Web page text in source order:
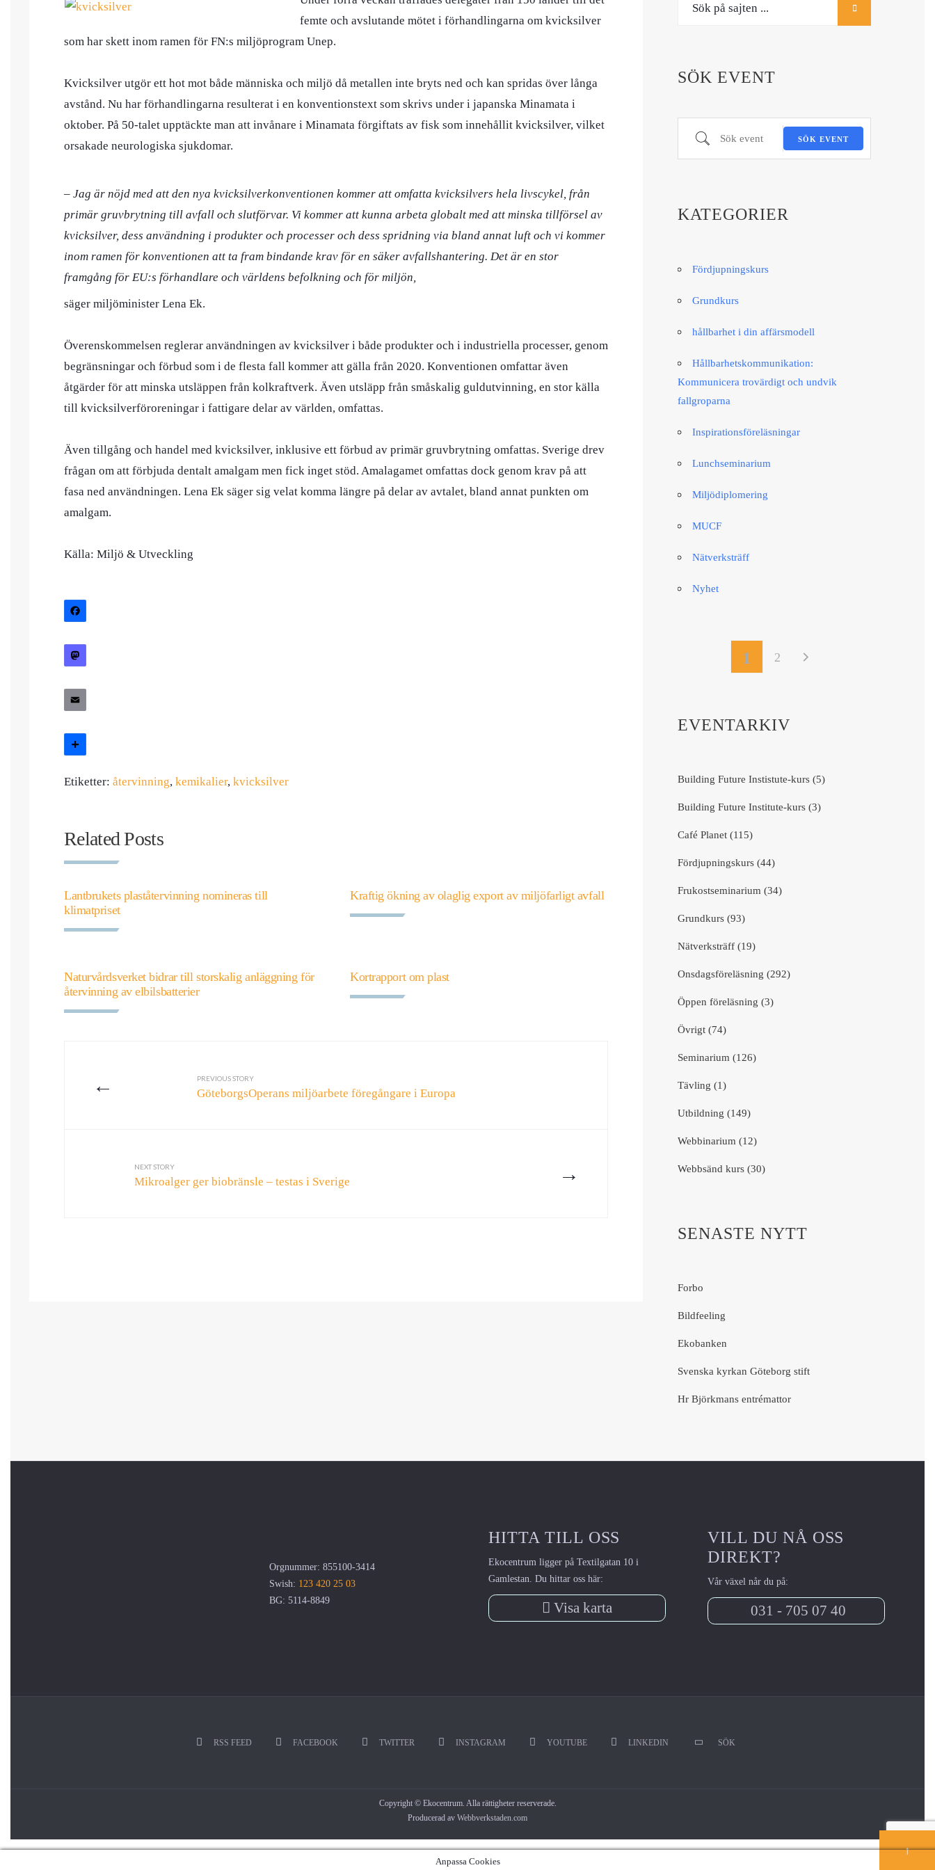
femte och avslutande mötet i förhandlingarna om kvicksilver
som har skett inom ramen för FN:s miljöprogram Unep.
Kvicksilver utgör ett hot mot både människa och miljö då metallen inte bryts ned och kan spridas över långa
avstånd. Nu har förhandlingarna resulterat i en konventionstext som skrivs under i japanska Minamata i
oktober. På 50-talet upptäckte man att invånare i Minamata förgiftats av fisk som innehållit kvicksilver, vilket
orsakade neurologiska sjukdomar.
– Jag är nöjd med att den nya kvicksilverkonventionen kommer att omfatta kvicksilvers hela livscykel, från
primär gruvbrytning till avfall och slutförvar. Vi kommer att kunna arbeta globalt med att minska tillförsel av
kvicksilver, dess användning i produkter och processer och dess spridning via bland annat luft och vi kommer
inom ramen för konventionen att ta fram bindande krav för en säker avfallshantering. Det är en stor
framgång för EU:s förhandlare och världens befolkning och för miljön,
säger miljöminister Lena Ek.
Överenskommelsen reglerar användningen av kvicksilver i både produkter och i industriella processer, genom
begränsningar och förbud som i de flesta fall kommer att gälla från 2020. Konventionen omfattar även
åtgärder för att minska utsläppen från kolkraftverk. Även utsläpp från småskalig guldutvinning, en stor källa
till kvicksilverföroreningar i fattigare delar av världen, omfattas.
Även tillgång och handel med kvicksilver, inklusive ett förbud av primär gruvbrytning omfattas. Sverige drev
frågan om att förbjuda dentalt amalgam men fick inget stöd. Amalagamet omfattas dock genom krav på att
fasa ned användningen. Lena Ek säger sig velat komma längre på delar av avtalet, bland annat punkten om
amalgam.
Källa: Miljö & Utveckling
Etiketter: återvinning, kemikalier, kvicksilver
Related Posts
Lantbrukets plaståtervinning nomineras till
klimatpriset
Kraftig ökning av olaglig export av miljöfarligt avfall
Naturvårdsverket bidrar till storskalig anläggning för
återvinning av elbilsbatterier
Kortrapport om plast
← PREVIOUS STORY
GöteborgsOperans miljöarbete föregångare i Europa
→
NEXT STORY
Mikroalger ger biobränsle – testas i Sverige
SÖK EVENT
Sök event SÖK EVENT
KATEGORIER
Fördjupningskurs
Grundkurs
hållbarhet i din affärsmodell
Hållbarhetskommunikation:
Kommunicera trovärdigt och undvik
fallgroparna​
Inspirationsföreläsningar
Lunchseminarium
Miljödiplomering
MUCF
Nätverksträff
Nyhet
1 2
EVENTARKIV
Building Future Instistute-kurs (5)
Building Future Institute-kurs (3)
Café Planet (115)
Fördjupningskurs (44)
Frukostseminarium (34)
Grundkurs (93)
Nätverksträff (19)
Onsdagsföreläsning (292)
Öppen föreläsning (3)
Övrigt (74)
Seminarium (126)
Tävling (1)
Utbildning (149)
Webbinarium (12)
Webbsänd kurs (30)
SENASTE NYTT
Forbo
Bildfeeling
Ekobanken
Svenska kyrkan Göteborg stift
Hr Björkmans entrémattor
Orgnummer: 855100-3414
Swish: 123 420 25 03
BG: 5114-8849
HITTA TILL OSS
Ekocentrum ligger på Textilgatan 10 i
Gamlestan. Du hittar oss här:
Visa karta
VILL DU NÅ OSS
DIREKT?
Vår växel når du på:
031 - 705 07 40
RSS FEED FACEBOOK TWITTER INSTAGRAM YOUTUBE LINKEDIN SÖK
Copyright © Ekocentrum. Alla rättigheter reserverade.
Producerad av Webbverkstaden.com
↑
Anpassa Cookies